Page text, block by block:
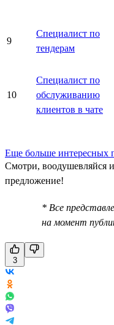
9
Специалист по
тендерам
10
Специалист по
обслуживанию
клиентов в чате
Еще больше интересных
Смотри, воодушевляйся
предложение!
* Все
на момент
3